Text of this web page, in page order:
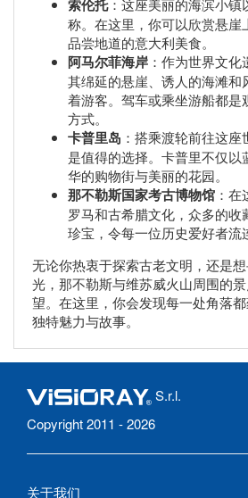
索伦托：这座美丽的海滨小镇
称。在这里，你可以欣赏悬崖
品尝地道的意大利美食。
阿马尔菲海岸 ：作为世界文
其绵延的悬崖、诱人的海滩和
着游客。驾车或乘坐游船都是
方式。
卡普里岛 ：搭乘渡轮前往这
是值得的选择。卡普里不仅以
华的购物街与美丽的花园。
那不勒斯国家考古博物馆 ：
罗马和古希腊文化，众多的收
珍宝，令每一位历史爱好者流
无论你热衷于探索古老文明，还是
光，那不勒斯与维苏威火山周围的
望。在这里，你会发现每一处角落
独特魅力与故事。
S.r.l.
Copyright 2011 - 2026
关于我们